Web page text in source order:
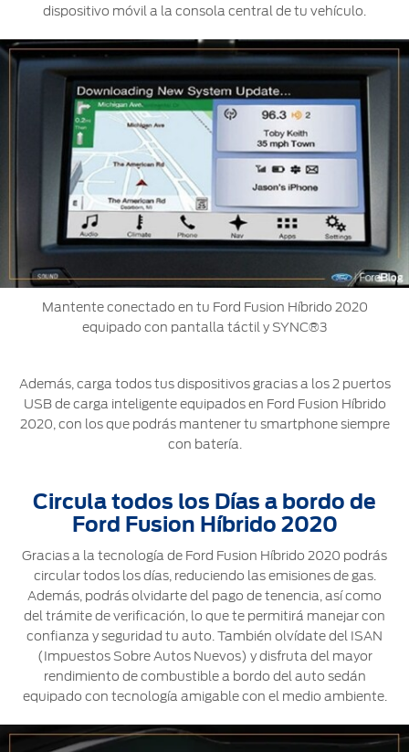
dispositivo móvil a la consola central de tu vehículo.
Mantente conectado en tu Ford Fusion Híbrido 2020
equipado con pantalla táctil y SYNC®3
Además, carga todos tus dispositivos gracias a los 2 puertos
USB de carga inteligente equipados en Ford Fusion Híbrido
2020, con los que podrás mantener tu smartphone siempre
con batería.
Circula todos los Días a bordo de
Ford Fusion Híbrido 2020
Gracias a la tecnología de Ford Fusion Híbrido 2020 podrás
circular todos los días, reduciendo las emisiones de gas.
Además, podrás olvidarte del pago de tenencia, así como
del trámite de verificación, lo que te permitirá manejar con
confianza y seguridad tu auto. También olvídate del ISAN
(Impuestos Sobre Autos Nuevos) y disfruta del mayor
rendimiento de combustible a bordo del auto sedán
equipado con tecnología amigable con el medio ambiente.